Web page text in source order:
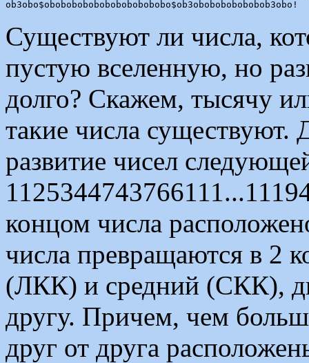
Существуют ли числа,
пустую вселенную, но
долго? Скажем, тысячу
такие числа существуют.
развитие чисел
концом числа
числа превращаются в 2
(ЛКК) и средний (СКК),
другу. Причем, чем
друг от друга